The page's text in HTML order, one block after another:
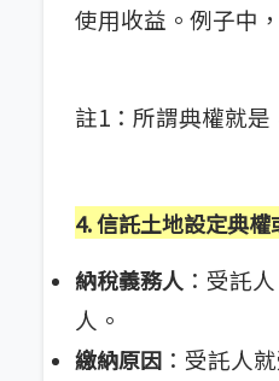
使用收益。例子中
註1：所謂典權就是
4. 信託土地設定典
納稅義務人 ：受託
人。
繳納原因 ：受託人